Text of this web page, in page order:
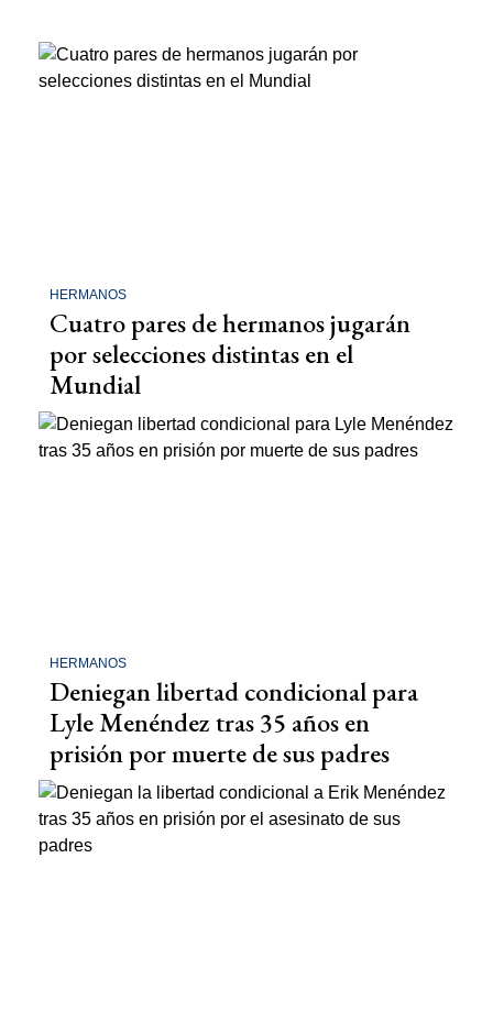
HERMANOS
Cuatro pares de hermanos jugarán
por selecciones distintas en el
Mundial
HERMANOS
Deniegan libertad condicional para
Lyle Menéndez tras 35 años en
prisión por muerte de sus padres